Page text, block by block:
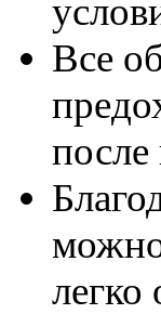
Все